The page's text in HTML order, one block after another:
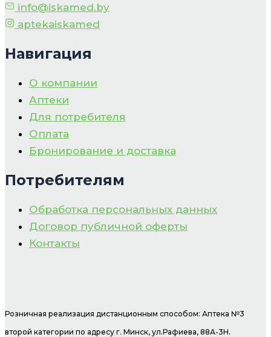
info@iskamed.by
aptekaiskamed
Навигация
О компании
Аптеки
Для потребителя
Оплата
Бронирование и доставка
Потребителям
Обработка персональных данных
Договор публичной оферты
Контакты
Розничная реализация дистанционным способом: Аптека №3
второй категории по адресу г. Минск, ул.Рафиева, 88А-3Н.